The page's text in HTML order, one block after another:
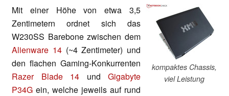
kompaktes Chassis,
viel Leistung
Mit einer Höhe von etwa 3,5
Zentimetern ordnet sich das
W230SS Barebone zwischen dem
Alienware 14(~4 Zentimeter) und
den flachen Gaming-Konkurrenten
Razer Blade 14 und Gigabyte
P34G ein, welche jeweils auf rund